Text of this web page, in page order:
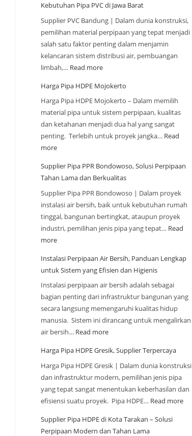
Kebutuhan Pipa PVC di Jawa Barat
Supplier PVC Bandung | Dalam dunia konstruksi,
pemilihan material perpipaan yang tepat menjadi
salah satu faktor penting dalam menjamin
kelancaran sistem distribusi air, pembuangan
limbah,… Read more
Harga Pipa HDPE Mojokerto
Harga Pipa HDPE Mojokerto – Dalam memilih
material pipa untuk sistem perpipaan, kualitas
dan ketahanan menjadi dua hal yang sangat
penting. Terlebih untuk proyek jangka… Read
more
Supplier Pipa PPR Bondowoso, Solusi Perpipaan
Tahan Lama dan Berkualitas
Supplier Pipa PPR Bondowoso | Dalam proyek
instalasi air bersih, baik untuk kebutuhan rumah
tinggal, bangunan bertingkat, ataupun proyek
industri, pemilihan jenis pipa yang tepat… Read
more
Instalasi Perpipaan Air Bersih, Panduan Lengkap
untuk Sistem yang Efisien dan Higienis
Instalasi perpipaan air bersih adalah sebagai
bagian penting dari infrastruktur bangunan yang
secara langsung memengaruhi kualitas hidup
manusia. Sistem ini dirancang untuk mengalirkan
air bersih… Read more
Harga Pipa HDPE Gresik, Supplier Terpercaya
Harga Pipa HDPE Gresik | Dalam dunia konstruksi
dan infrastruktur modern, pemilihan jenis pipa
yang tepat sangat menentukan keberhasilan dan
efisiensi suatu proyek. Pipa HDPE… Read more
Supplier Pipa HDPE di Kota Tarakan – Solusi
Perpipaan Modern dan Tahan Lama